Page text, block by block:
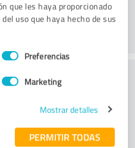
que les haya proporcionado
uso que haya hecho de sus
Preferencias
Marketing
Mostrar detalles
PERMITIR TODAS
al cliente